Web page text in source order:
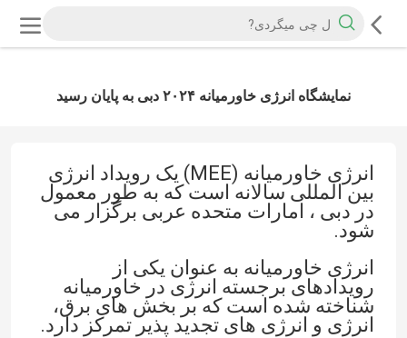
نمایشگاه انرژی خاورمیانه ۲۰۲۴ دبی به پایان رسید
انرژی خاورمیانه (MEE) یک رویداد انرژی
بین المللی سالانه است که به طور معمول
در دبی ، امارات متحده عربی برگزار می
شود.
انرژی خاورمیانه به عنوان یکی از
رویدادهای برجسته انرژی در خاورمیانه
شناخته شده است که بر بخش های برق،
انرژی و انرژی های تجدید پذیر تمرکز دارد.